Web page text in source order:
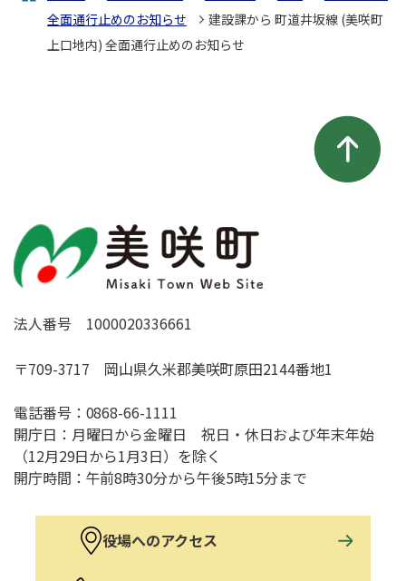
全面通行止めのお知らせ
建設課から 町道井坂線 (美咲町
上口地内) 全面通行止めのお知らせ
法人番号 1000020336661
〒709-3717 岡山県久米郡美咲町原田2144番地1
電話番号： 0868-66-1111
開庁日：月曜日から金曜日 祝日・休日および年末年始
（12月29日から1月3日）を除く
開庁時間：午前8時30分から午後5時15分まで
役場へのアクセス